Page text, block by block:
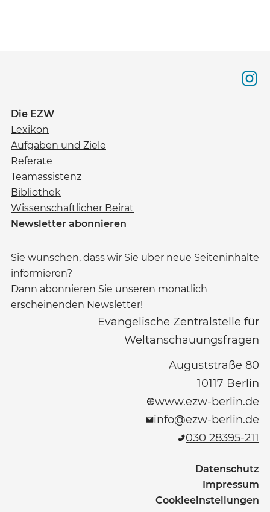
Die EZW
Lexikon
Aufgaben und Ziele
Referate
Teamassistenz
Bibliothek
Wissenschaftlicher Beirat
Newsletter abonnieren
Sie wünschen, dass wir Sie über neue Seiteninhalte
informieren?
Dann abonnieren Sie unseren monatlich
erscheinenden Newsletter!
Evangelische Zentralstelle für
Weltanschauungsfragen
Auguststraße 80
10117 Berlin
www.ezw-berlin.de
info@ezw-berlin.de
030 28395-211
Datenschutz
Impressum
Cookieeinstellungen